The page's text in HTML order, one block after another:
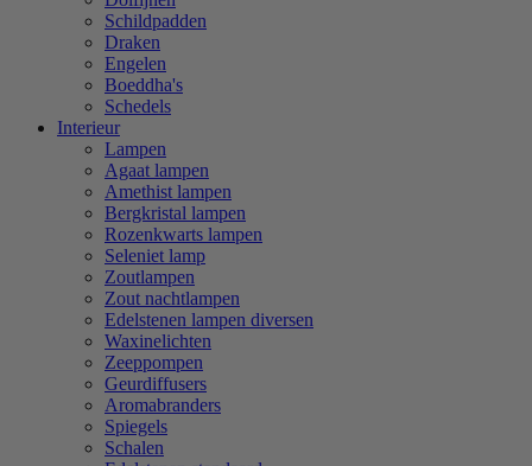
Schildpadden
Draken
Engelen
Boeddha's
Schedels
Interieur
Lampen
Agaat lampen
Amethist lampen
Bergkristal lampen
Rozenkwarts lampen
Seleniet lamp
Zoutlampen
Zout nachtlampen
Edelstenen lampen diversen
Waxinelichten
Zeeppompen
Geurdiffusers
Aromabranders
Spiegels
Schalen